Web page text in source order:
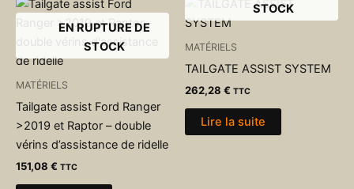
EN RUPTURE DE
STOCK
MATÉRIELS
Tailgate assist Ford Ranger
>2019 et Raptor – double
vérins d’assistance de ridelle
151,08 € TTC
STOCK
MATÉRIELS
TAILGATE ASSIST SYSTEM
262,28 € TTC
Lire la suite